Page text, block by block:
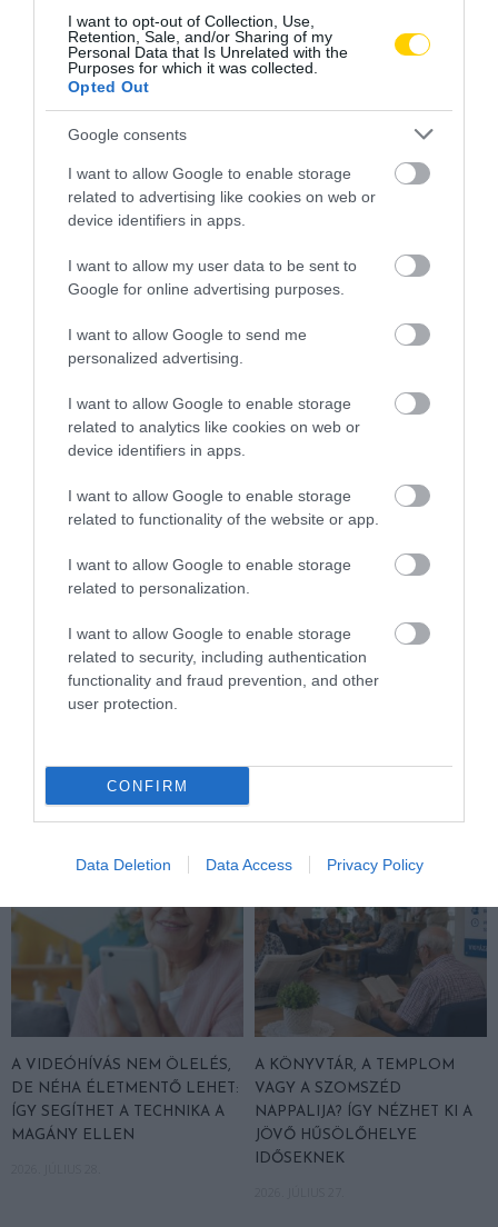
I want to opt-out of Collection, Use,
Retention, Sale, and/or Sharing of my
Personal Data that Is Unrelated with the
Purposes for which it was collected.
Opted Out
Google consents
I want to allow Google to enable storage
related to advertising like cookies on web or
device identifiers in apps.
I want to allow my user data to be sent to
Google for online advertising purposes.
I want to allow Google to send me
personalized advertising.
I want to allow Google to enable storage
related to analytics like cookies on web or
device identifiers in apps.
I want to allow Google to enable storage
related to functionality of the website or app.
I want to allow Google to enable storage
related to personalization.
I want to allow Google to enable storage
related to security, including authentication
functionality and fraud prevention, and other
user protection.
CONFIRM
Data Deletion Data Access Privacy Policy
APP HISZI MAGÁRÓL, HOGY
MINDENKI 23 ÉVES
2026. AUGUSZTUS 07.
MIT EGYÜNK, HA 70 FELETT IS
SZERETNÉNK ÖNÁLLÓAN
MENNI A PIACRA?
2026. AUGUSZTUS 05.
FELJELENTÉS A GONDOSÓRA
PROGRAM ÜGYÉBEN: BAJBAN
VAN A SZOLGÁLTATÁS? 7
KÉRDÉS, AMIRE MINDEN
HA AZ UNOKÁD SÍRVA HÍV
PÉNZÉRT, ELŐBB KÉRDEZD
MEG A CSALÁDI JELSZÓT
A VIDEÓHÍVÁS NEM ÖLELÉS,
DE NÉHA ÉLETMENTŐ LEHET:
ÍGY SEGÍTHET A TECHNIKA A
MAGÁNY ELLEN
A KÖNYVTÁR, A TEMPLOM
VAGY A SZOMSZÉD
NAPPALIJA? ÍGY NÉZHET KI A
JÖVŐ HŰSÖLŐHELYE
IDŐSEKNEK